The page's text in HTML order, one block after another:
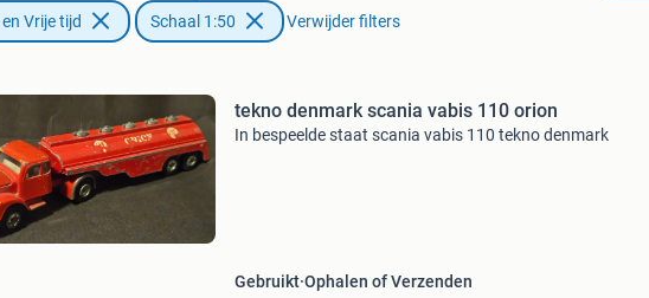
Vrije tijd Schaal 1:50 Verwijder filters
tekno denmark scania vabis 110 orion
In bespeelde staat scania vabis 110 tekno denmark
Gebruikt Ophalen of Verzenden